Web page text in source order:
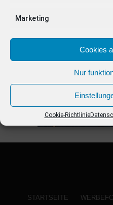
Marketing
Cookies
Nur
Cookie-Richtlinie
STARTSEITE